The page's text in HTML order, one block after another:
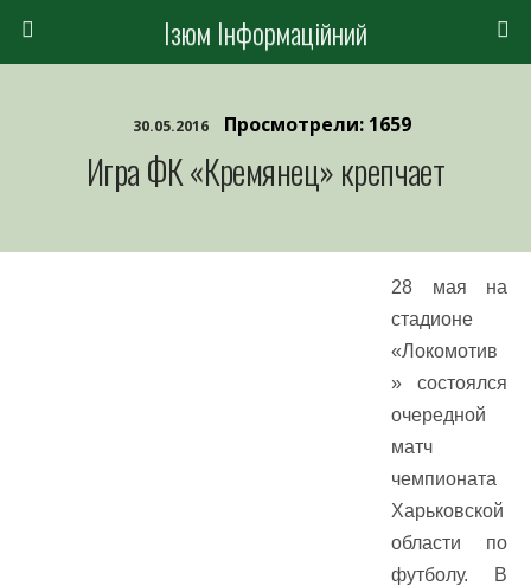
Ізюм Інформаційний
30.05.2016 Просмотрели: 1659
Игра ФК «Кремянец» крепчает
28 мая на
стадионе
«Локомотив
» состоялся
очередной
матч
чемпионата
Харьковской
области по
футболу. В